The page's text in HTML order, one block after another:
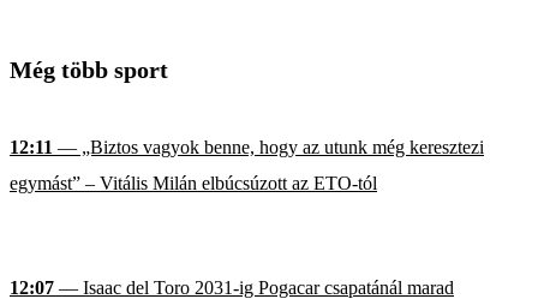
Még több sport
12:11 — „Biztos vagyok benne, hogy az utunk még keresztezi
egymást” – Vitális Milán elbúcsúzott az ETO-tól
12:07 — Isaac del Toro 2031-ig Pogacar csapatánál marad